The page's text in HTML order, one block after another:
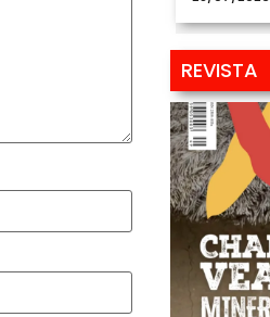
REVISTA